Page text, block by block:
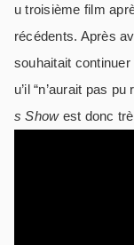
u troisième film
récédents. Après
souhaitait
u’il “n’aurait pas
s Show est donc